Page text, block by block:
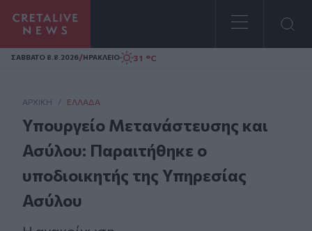
Homepage
ΣAΒΒΑΤΟ 8.8.2026/ΗΡΑΚΛΕΙΟ 31 °C
ΑΡΧΙΚΗ / ΕΛΛΆΔΑ
Υπουργείο Μετανάστευσης και
Ασύλου: Παραιτήθηκε ο
υποδιοικητής της Υπηρεσίας
Ασύλου